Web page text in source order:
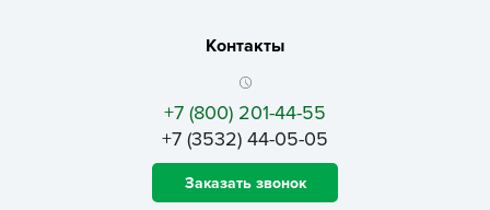
Контакты
+7 (800) 201-44-55
+7 (3532) 44-05-05
Заказать звонок